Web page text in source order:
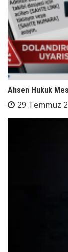
Ahsen Hukuk
29 Temmuz